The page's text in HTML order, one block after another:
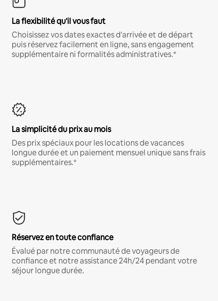
La flexibilité qu'il vous faut
Choisissez vos dates exactes d'arrivée et de départ
puis réservez facilement en ligne, sans engagement
supplémentaire ni formalités administratives.*
La simplicité du prix au mois
Des prix spéciaux pour les locations de vacances
longue durée et un paiement mensuel unique sans frais
supplémentaires.*
Réservez en toute confiance
Évalué par notre communauté de voyageurs de
confiance et notre assistance 24h/24 pendant votre
séjour longue durée.